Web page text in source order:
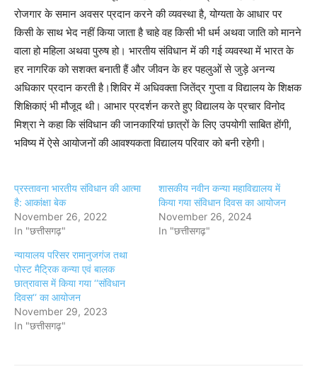
रोजगार के समान अवसर प्रदान करने की व्यवस्था है, योग्यता के आधार पर
किसी के साथ भेद नहीं किया जाता है चाहे वह किसी भी धर्म अथवा जाति को मानने
वाला हो महिला अथवा पुरुष हो। भारतीय संविधान में की गई व्यवस्था में भारत के
हर नागरिक को सशक्त बनाती हैं और जीवन के हर पहलुओं से जुड़े अनन्य
अधिकार प्रदान करती है।शिविर में अधिवक्ता जितेंद्र गुप्ता व विद्यालय के शिक्षक
शिक्षिकाएं भी मौजूद थी। आभार प्रदर्शन करते हुए विद्यालय के प्रचार विनोद
मिश्रा ने कहा कि संविधान की जानकारियां छात्रों के लिए उपयोगी साबित होंगी,
भविष्य में ऐसे आयोजनों की आवश्यकता विद्यालय परिवार को बनी रहेगी।
प्रस्तावना भारतीय संविधान की आत्मा
है: आकांक्षा बेक
November 26, 2022
In "छत्तीसगढ़"
शासकीय नवीन कन्या महाविद्यालय में
किया गया संविधान दिवस का आयोजन
November 26, 2024
In "छत्तीसगढ़"
न्यायालय परिसर रामानुजगंज तथा
पोस्ट मैट्रिक कन्या एवं बालक
छात्रावास में किया गया ‘‘संविधान
दिवस‘‘ का आयोजन
November 29, 2023
In "छत्तीसगढ़"